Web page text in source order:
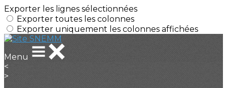
Exporter les lignes sélectionnées
Exporter toutes les colonnes
Exporter uniquement les colonnes affichées
Menu
<
>